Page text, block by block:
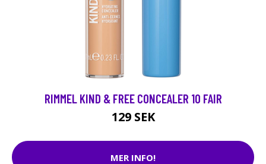
RIMMEL KIND & FREE CONCEALER 10 FAIR
129 SEK
MER INFO!